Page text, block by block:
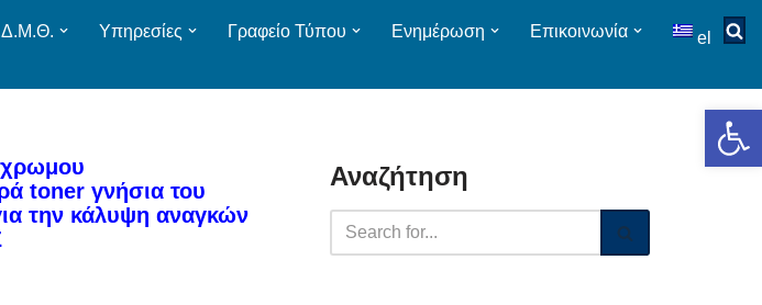
Υπηρεσίες Γραφείο Τύπου Ενημέρωση Επικοινωνία el
toner γνήσια του
την κάλυψη αναγκών
Αναζήτηση